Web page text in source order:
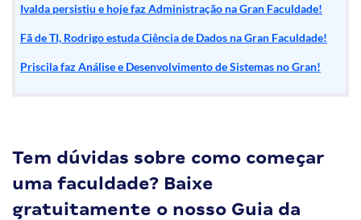
Ivalda persistiu e hoje faz Administração na Gran Faculdade!
Fã de TI, Rodrigo estuda Ciência de Dados na Gran Faculdade!
Priscila faz Análise e Desenvolvimento de Sistemas no Gran!
Tem dúvidas sobre como começar
uma faculdade? Baixe
gratuitamente o nosso Guia da